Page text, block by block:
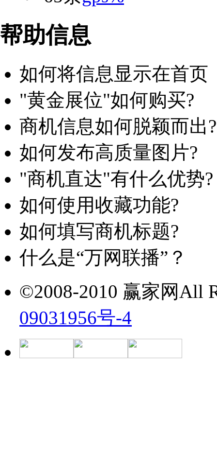
帮助信息
如何将信息显示在首页
"黄金展位"如何购买?
商机信息如何脱颖而出?
如何发布高质量图片?
"商机直达"有什么优势?
如何使用收藏功能?
如何填写商机标题?
什么是“万网联播”？
©2008-2010 赢家网All
09031956号-4